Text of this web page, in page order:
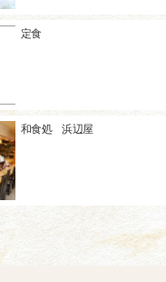
定食
和食処 浜辺屋